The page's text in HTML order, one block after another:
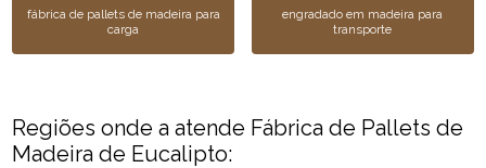
fábrica de pallets de madeira para
carga
engradado em madeira para
transporte
Regiões onde a atende Fábrica de Pallets de
Madeira de Eucalipto: